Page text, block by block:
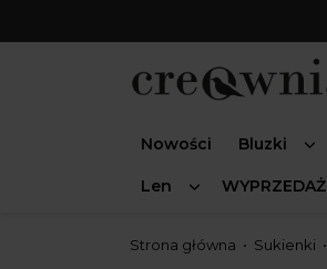
Nowości Bluzki
Len WYPRZEDAŻ
Strona główna Sukienki